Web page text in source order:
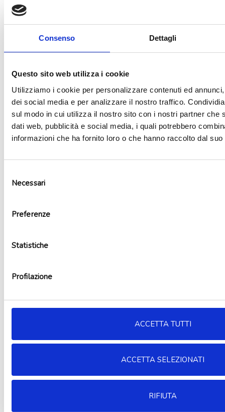
Consenso Dettagli
Questo sito web utilizza i cookie
Utilizziamo i cookie per personalizzare contenuti ed
dei social media e per analizzare il nostro traffico.
sul modo in cui utilizza il nostro sito con i nostri partner che
dati web, pubblicità e social media, i quali potrebbero
informazioni che ha fornito loro o che hanno raccolto dal
delNecessari
Preferenze
Statistiche
Profilazione
ACCETTA TUTTI
ACCETTA SELEZIONATI
RIFIUTA
Aggiungi alla lista dei desideri
19,90€